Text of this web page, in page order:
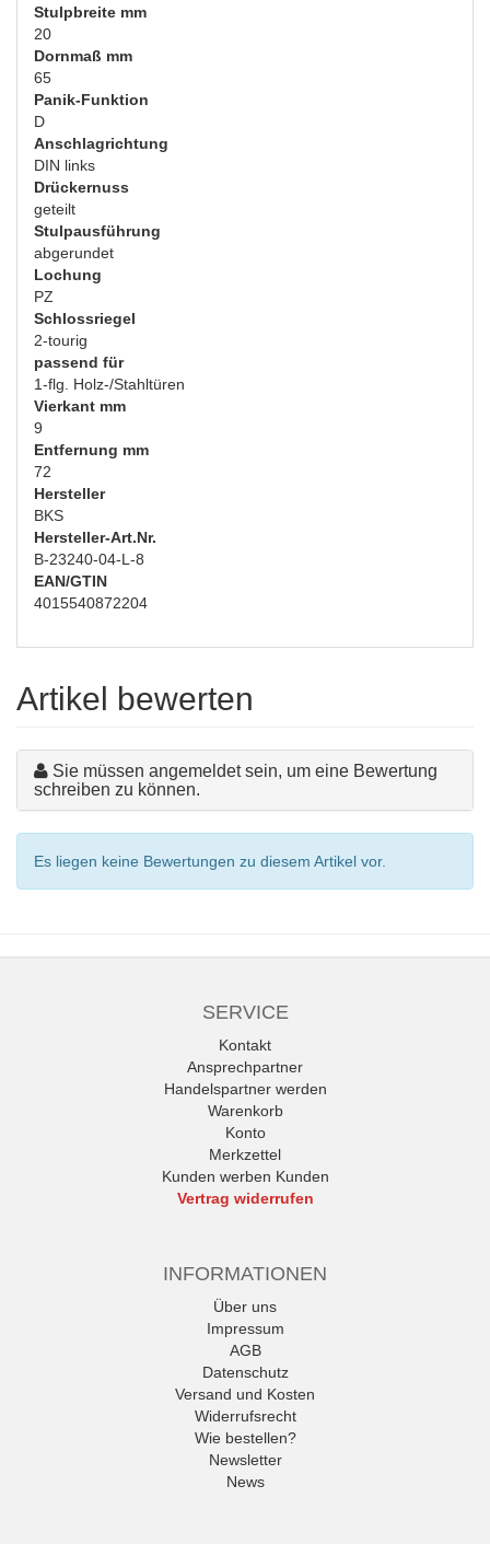
Stulpbreite mm
20
Dornmaß mm
65
Panik-Funktion
D
Anschlagrichtung
DIN links
Drückernuss
geteilt
Stulpausführung
abgerundet
Lochung
PZ
Schlossriegel
2-tourig
passend für
1-flg. Holz-/Stahltüren
Vierkant mm
9
Entfernung mm
72
Hersteller
BKS
Hersteller-Art.Nr.
B-23240-04-L-8
EAN/GTIN
4015540872204
Artikel bewerten
Sie müssen angemeldet sein, um eine Bewertung
schreiben zu können.
Es liegen keine Bewertungen zu diesem Artikel vor.
SERVICE
Kontakt
Ansprechpartner
Handelspartner werden
Warenkorb
Konto
Merkzettel
Kunden werben Kunden
Vertrag widerrufen
INFORMATIONEN
Über uns
Impressum
AGB
Datenschutz
Versand und Kosten
Widerrufsrecht
Wie bestellen?
Newsletter
News